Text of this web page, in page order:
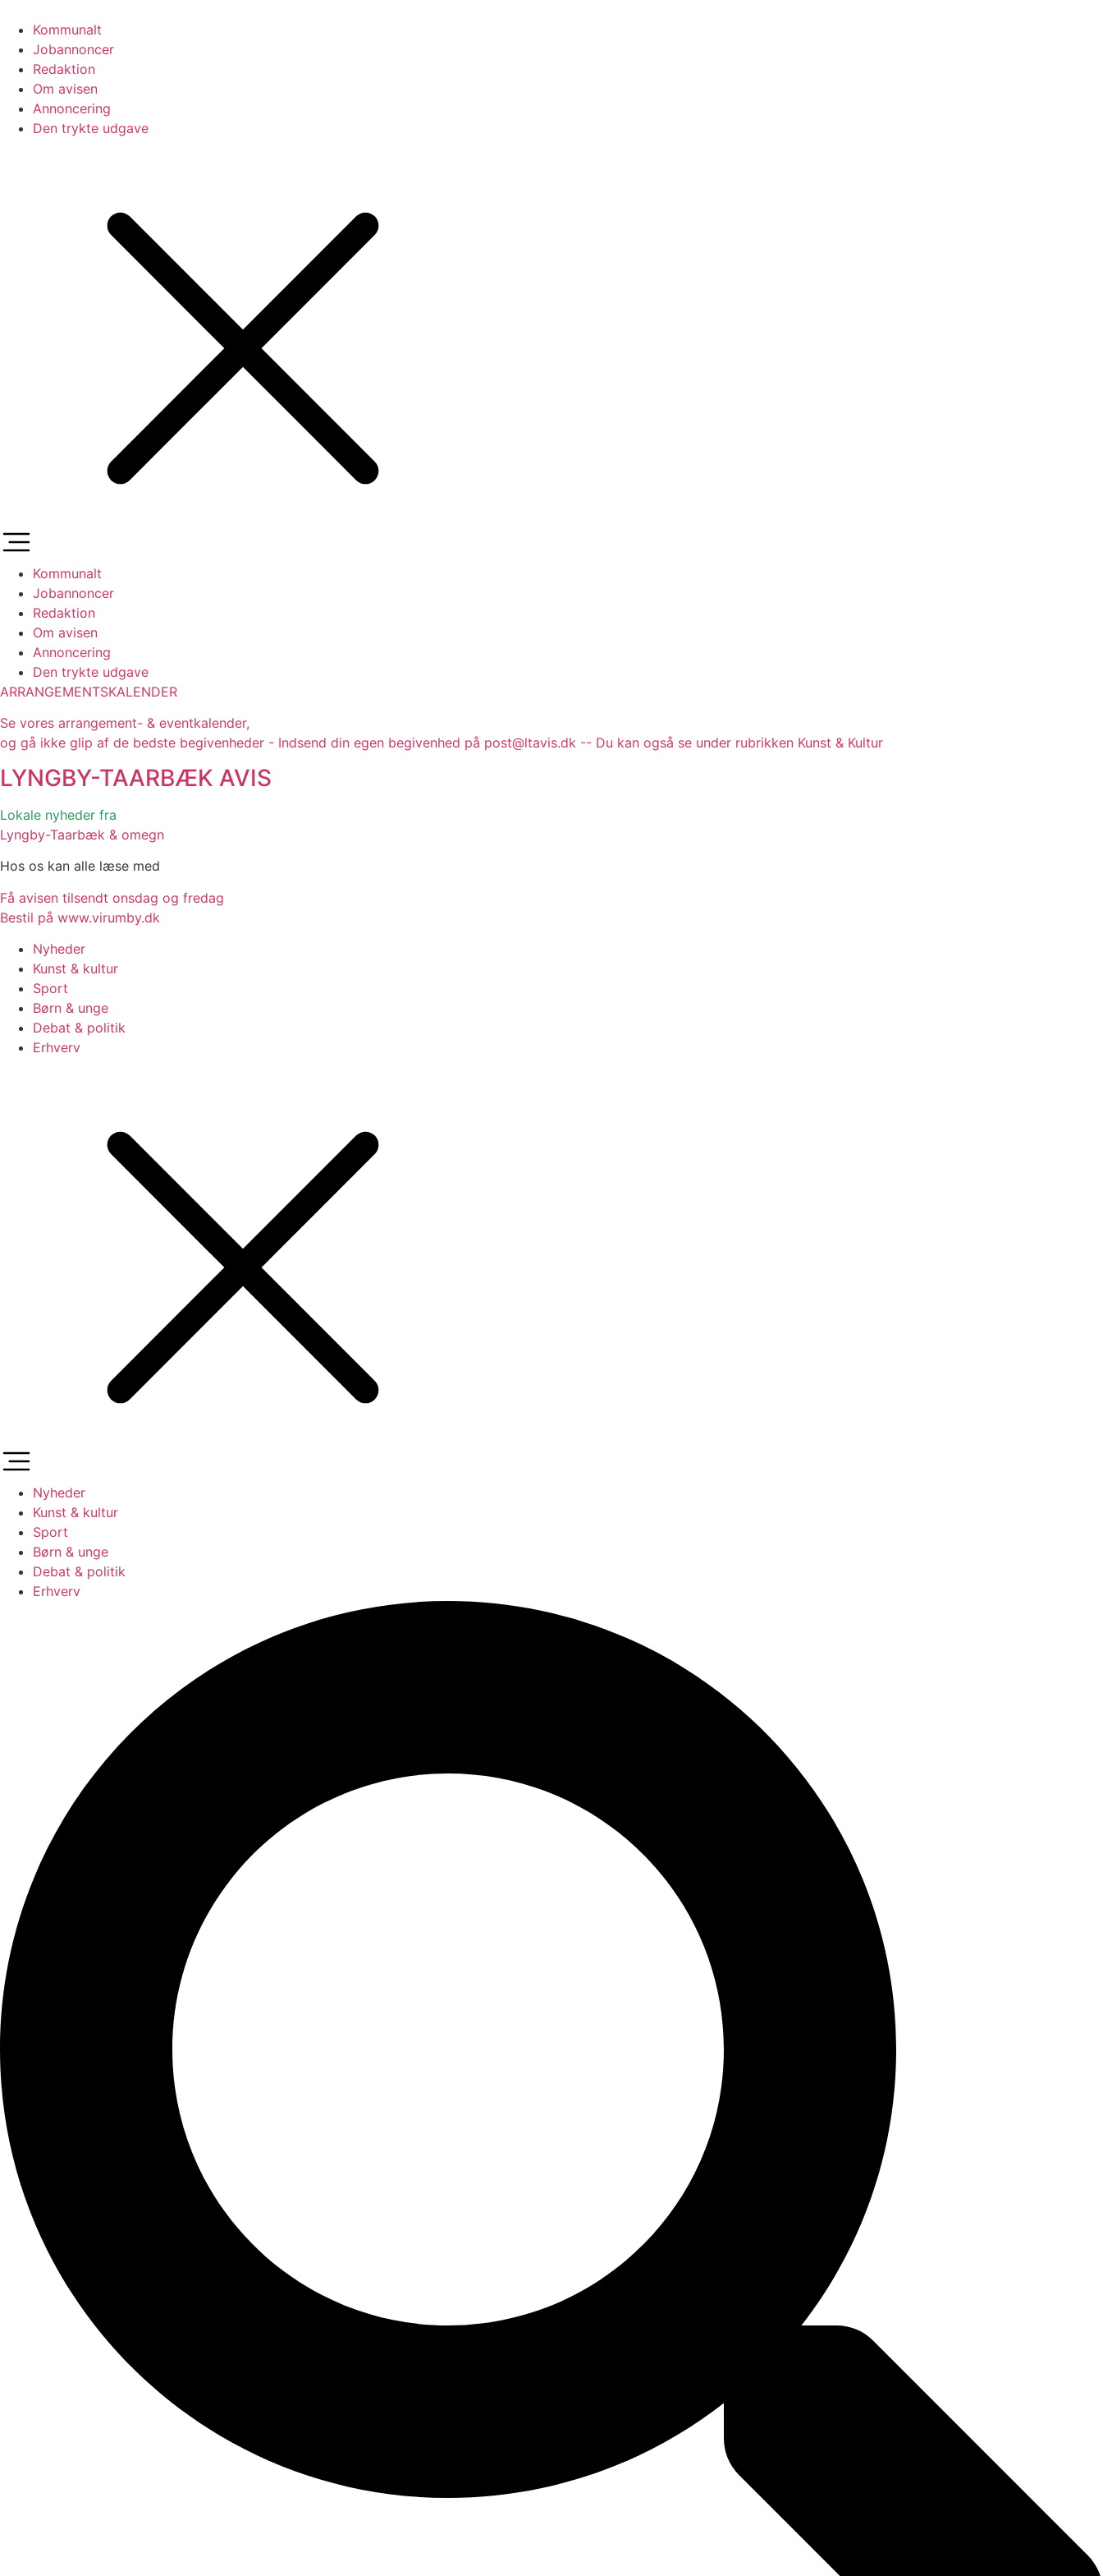
indhold
Kommunalt
Jobannoncer
Redaktion
Om avisen
Annoncering
Den trykte udgave
Kommunalt
Jobannoncer
Redaktion
Om avisen
Annoncering
Den trykte udgave
ARRANGEMENTSKALENDER
Se vores arrangement- & eventkalender,
og gå ikke glip af de bedste begivenheder - Indsend din egen begivenhed på post@ltavis.dk -- Du kan også se under rubrikken Kunst & Kultur
LYNGBY-TAARBÆK AVIS
Lokale nyheder fra
Lyngby-Taarbæk & omegn
Hos os kan alle læse med
Få avisen tilsendt onsdag og fredag
Bestil på www.virumby.dk
Nyheder
Kunst & kultur
Sport
Børn & unge
Debat & politik
Erhverv
Nyheder
Kunst & kultur
Sport
Børn & unge
Debat & politik
Erhverv